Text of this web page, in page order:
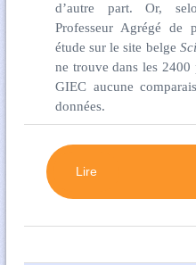
d’autre part. Or,
Professeur Agrégé de
étude sur le site belge
ne trouve dans les
GIEC aucune
données.
Lire